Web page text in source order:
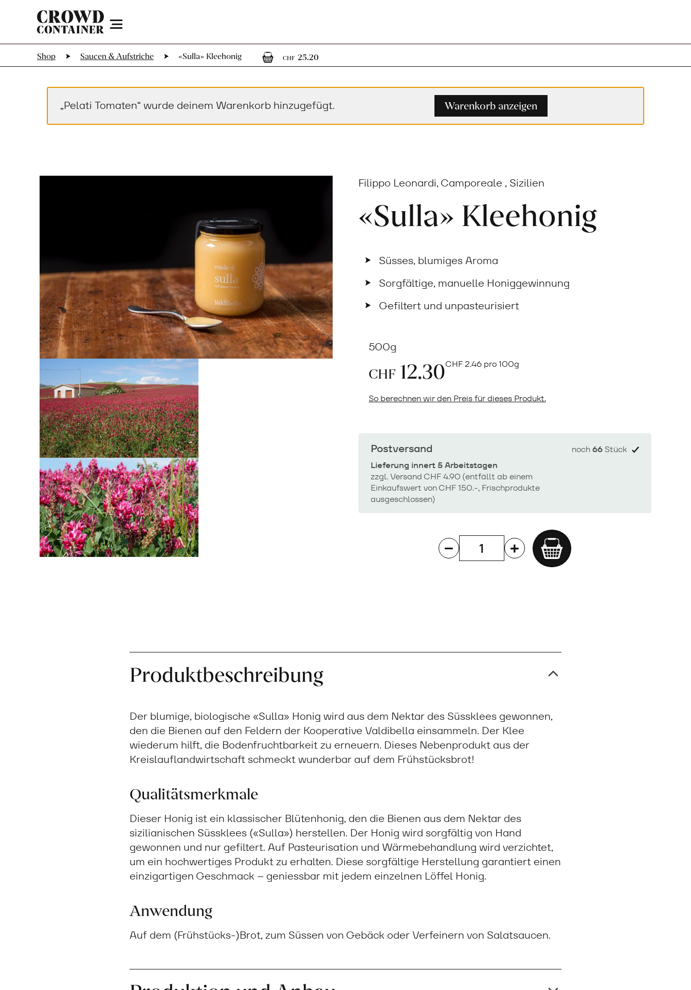
Menu
Shop Saucen & Aufstriche «Sulla» Kleehonig
CHF 25.201 Artikel im Warenkorb
„Pelati Tomaten“ wurde deinem Warenkorb hinzugefügt. Warenkorb anzeigen
Filippo Leonardi, Camporeale , Sizilien
«Sulla» Kleehonig
Süsses, blumiges Aroma
Sorgfältige, manuelle Honiggewinnung
Gefiltert und unpasteurisiert
500g
CHF 12.30CHF2.46 pro 100g
So berechnen wir den Preis für dieses Produkt.
Postversand
Lieferung innert 5 Arbeitstagen
zzgl. Versand CHF 4.90 (entfällt ab einem
Einkaufswert von CHF 150.-, Frischprodukte
ausgeschlossen)
noch66Stück
Add
Produktbeschreibung
Der blumige, biologische «Sulla» Honig wird aus dem Nektar des Süssklees gewonnen,
den die Bienen auf den Feldern der Kooperative Valdibella einsammeln. Der Klee
wiederum hilft, die Bodenfruchtbarkeit zu erneuern. Dieses Nebenprodukt aus der
Kreislauflandwirtschaft schmeckt wunderbar auf dem Frühstücksbrot!
Qualitätsmerkmale
Dieser Honig ist ein klassischer Blütenhonig, den die Bienen aus dem Nektar des
sizilianischen Süssklees («Sulla») herstellen. Der Honig wird sorgfältig von Hand
gewonnen und nur gefiltert. Auf Pasteurisation und Wärmebehandlung wird verzichtet,
um ein hochwertiges Produkt zu erhalten. Diese sorgfältige Herstellung garantiert einen
einzigartigen Geschmack – geniessbar mit jedem einzelnen Löffel Honig.
Anwendung
Auf dem (Frühstücks-)Brot, zum Süssen von Gebäck oder Verfeinern von Salatsaucen.